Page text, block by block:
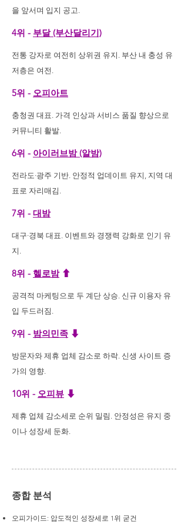
을 앞서며 입지 공고.
4위 - 부달 (부산달리기)
전통 강자로 여전히 상위권 유지. 부산 내 충성 유
저층은 여전.
5위 - 오피아트
충청권 대표. 가격 인상과 서비스 품질 향상으로
커뮤니티 활발.
6위 - 아이러브밤 (알밤)
전라도·광주 기반. 안정적 업데이트 유지, 지역 대
표로 자리매김.
7위 - 대밤
대구·경북 대표. 이벤트와 경쟁력 강화로 인기 유
지.
8위 - 헬로밤⬆
공격적 마케팅으로 두 계단 상승. 신규 이용자 유
입 두드러짐.
9위 - 밤의민족 ⬇
방문자와 제휴 업체 감소로 하락. 신생 사이트 증
가의 영향.
10위 - 오피뷰 ⬇
제휴 업체 감소세로 순위 밀림. 안정성은 유지 중
이나 성장세 둔화.
종합 분석
오피가이드: 압도적인 성장세로 1위 굳건